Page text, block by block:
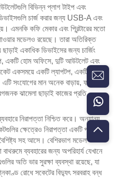
বিভিন্ন প্লাগ টাইপ এবং
চার্জ করার জন্য USB-A এবং
এমনকি কফি মেকার এবং প্রিন্টারের মতো
মডেলও রয়েছে। তারা অতিরিক্ত
ছাড়াই একাধিক ডিভাইসের জন্য চার্জিং
একটি হোম অফিসে, দুটি আউটলেট এবং
একসময়ে একটি ল্যাপটপ, একটি ডেস্ক
সংযোগের মান অনেক বাড়ায়, ফলে
ঝামেলা ছাড়াই কাজের প্রতি
নিরাপত্তা নিশ্চিত করে। অন্যান্য
ক্ষেত্রেও নিরাপত্তা একটি প্রধান
সহ আসে। বেশিরভাগ মডেল
ব্যবহারের জন্য অপরিহার্য যেখানে
অতি ভার সুরক্ষা ব্যবস্থা রয়েছে, যা
রোধে সকেটের বিদ্যুৎ সরবরাহ বন্ধ